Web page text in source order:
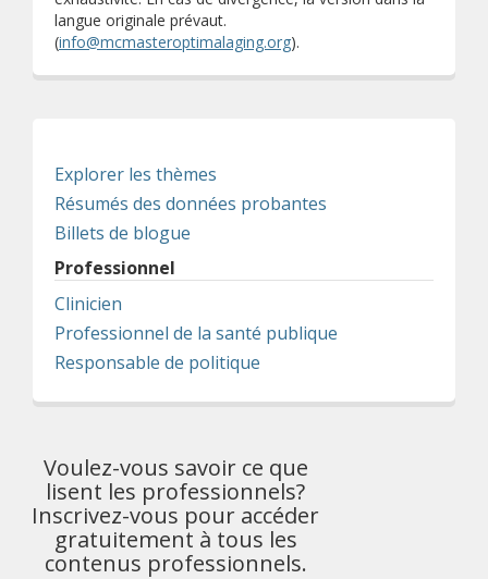
langue originale prévaut.
(info@mcmasteroptimalaging.org).
Explorer les thèmes
Résumés des données probantes
Billets de blogue
Professionnel
Clinicien
Professionnel de la santé publique
Responsable de politique
Voulez-vous savoir ce que
lisent les professionnels?
Inscrivez-vous pour accéder
gratuitement à tous les
contenus professionnels.